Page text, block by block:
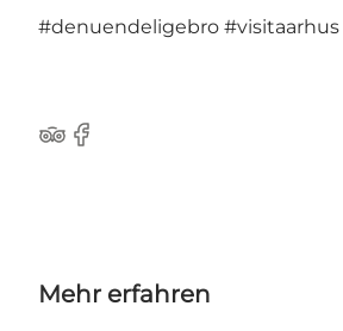
#denuendeligebro #visitaarhus
TripAdvisor
Facebook
Mehr erfahren